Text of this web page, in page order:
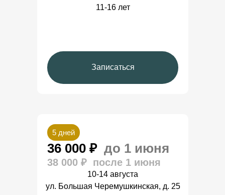
11-16 лет
Записаться
5 дней
36 000 ₽ до 1 июня
38 000 ₽ после 1 июня
10-14 августа
ул. Большая Черемушкинская, д. 25
Мы будем рады поговорить с вами с
9:00 до 18:00 в будние дни.
info@nyberg.school
nybergschool@gmail.com